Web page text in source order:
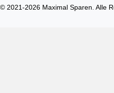
© 2021-2026 Maximal Sparen. Alle